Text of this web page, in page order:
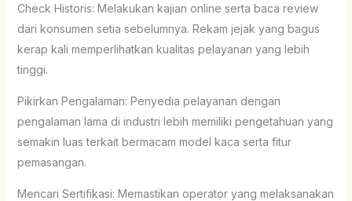
Check Historis: Melakukan kajian online serta baca review
dari konsumen setia sebelumnya. Rekam jejak yang bagus
kerap kali memperlihatkan kualitas pelayanan yang lebih
tinggi.
Pikirkan Pengalaman: Penyedia pelayanan dengan
pengalaman lama di industri lebih memiliki pengetahuan yang
semakin luas terkait bermacam model kaca serta fitur
pemasangan.
Mencari Sertifikasi: Memastikan operator yang melaksanakan